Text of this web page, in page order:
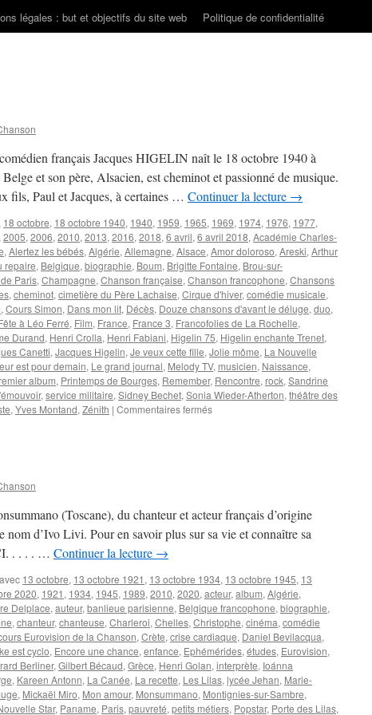
légales : but et objectifs du site web Politique de confidentialité
français Jacques HIGELIN naît le 18 octobre 1940 à
et son père, Alsacien, est cheminot et passionné de musique.
fils, Paul et Jacques, à certaines … Continuer la lecture →
18 octobre, 18 octobre 1940, 1940, 1959, 1965, 1969, 1974, 1976, 1977,
2005, 2006, 2010, 2013, 2016, 2018, 6 avril, 6 avril 2018, Académie Charles-
, Alertez les bébés, Algérie, Allemagne, Alsace, Amor doloroso, Areski, Arthur
repaire, Belgique, biographie, Boum, Brigitte Fontaine, Brou-sur-
Paris, Champagne, Chanson française, Chanson francophone, Chansons
, cheminot, cimetière du Père Lachaise, Cirque d'hiver, comédie musicale,
, Cours Simon, Dans mon lit, Décès, Douze chansons d'avant le déluge, duo,
à Léo Ferré, Film, France, France 3, Francofolies de La Rochelle,
Durand, Henri Crolla, Henri Fabiani, Higelin 75, Higelin enchante Trenet,
Canetti, Jacques Higelin, Je veux cette fille, Jolie môme, La Nouvelle
est pour demain, Le grand journal, Melody TV, musicien, Naissance,
album, Printemps de Bourges, Remember, Rencontre, rock, Sandrine
, service militaire, Sidney Bechet, Sonia Wieder-Atherton, théâtre des
, Yves Montand, Zénith | Commentaires ferméssur
(Toscane), du chanteur et acteur français d’origine
d’Ivo Livi. Pour en savoir plus sur sa vie et connaître sa
. . . . … Continuer la lecture →
13 octobre, 13 octobre 1921 , 13 octobre 1934, 13 octobre 1945, 13
2020, 1921 , 1934, 1945, 1989, 2010, 2020, acteur, album, Algérie,
Delplace, auteur, banlieue parisienne, Belgique francophone, biographie,
, chanteur, chanteuse, Charleroi, Chelles, Christophe, cinéma, comédie
Eurovision de la Chanson, Crète, crise cardiaque, Daniel Bevilacqua,
est cyclo, Encore une chance, enfance, Ephémérides, études, Eurovision,
Berliner, Gilbert Bécaud, Grèce, Henri Golan, interprète, Ioánna
, Kareen Antonn, La Canée, La recette, Les Lilas, lycée Jehan, Marie-
, Mickaël Miro, Mon amour, Monsummano, Montignies-sur-Sambre,
Star, Paname, Paris, pauvreté, petits métiers, Popstar, Porte des Lilas,